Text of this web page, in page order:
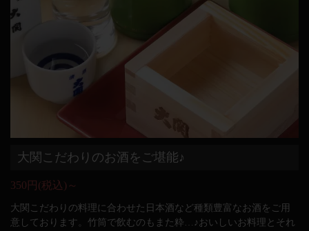
大関こだわりのお酒をご堪能♪
350円(税込)～
大関こだわりの料理に合わせた日本酒など種類豊富なお酒をご用
意しております。竹筒で飲むのもまた粋…♪おいしいお料理とそれ